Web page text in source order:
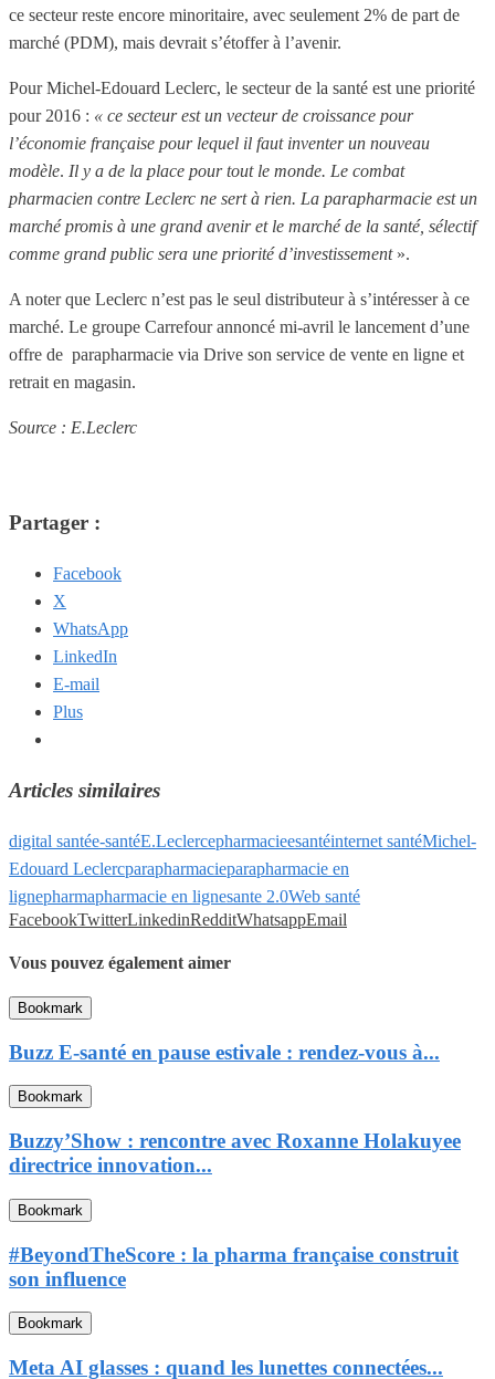
ce secteur reste encore minoritaire, avec seulement 2% de part de
marché (PDM), mais devrait s’étoffer à l’avenir.
Pour Michel-Edouard Leclerc, le secteur de la santé est une priorité
pour 2016 : « ce secteur est un vecteur de croissance pour
l’économie française pour lequel il faut inventer un nouveau
modèle. Il y a de la place pour tout le monde. Le combat
pharmacien contre Leclerc ne sert à rien. La parapharmacie est un
marché promis à une grand avenir et le marché de la santé, sélectif
comme grand public sera une priorité d’investissement ».
A noter que Leclerc n’est pas le seul distributeur à s’intéresser à ce
marché. Le groupe Carrefour annoncé mi-avril le lancement d’une
offre de parapharmacie via Drive son service de vente en ligne et
retrait en magasin.
Source : E.Leclerc
Partager :
Facebook
X
WhatsApp
LinkedIn
E-mail
Plus
Articles similaires
digital santée-santéE.Leclercepharmacieesantéinternet santéMichel-
Edouard Leclercparapharmacieparapharmacie en
lignepharmapharmacie en lignesante 2.0Web santé
FacebookTwitterLinkedinRedditWhatsappEmail
Vous pouvez également aimer
Bookmark
Buzz E-santé en pause estivale : rendez-vous à...
Bookmark
Buzzy’Show : rencontre avec Roxanne Holakuyee
directrice innovation...
Bookmark
#BeyondTheScore : la pharma française construit
son influence
Bookmark
Meta AI glasses : quand les lunettes connectées...